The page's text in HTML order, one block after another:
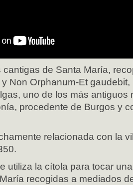
cantigas de Santa María,
Non Orphanum-Et
uno de los más antiguos
procedente de Burgos y
relacionada con la
utiliza la cítola para tocar
recogidas a mediados